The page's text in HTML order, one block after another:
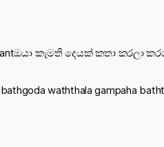
කැමති දෙයක් කතා කරලා
waththala gampaha